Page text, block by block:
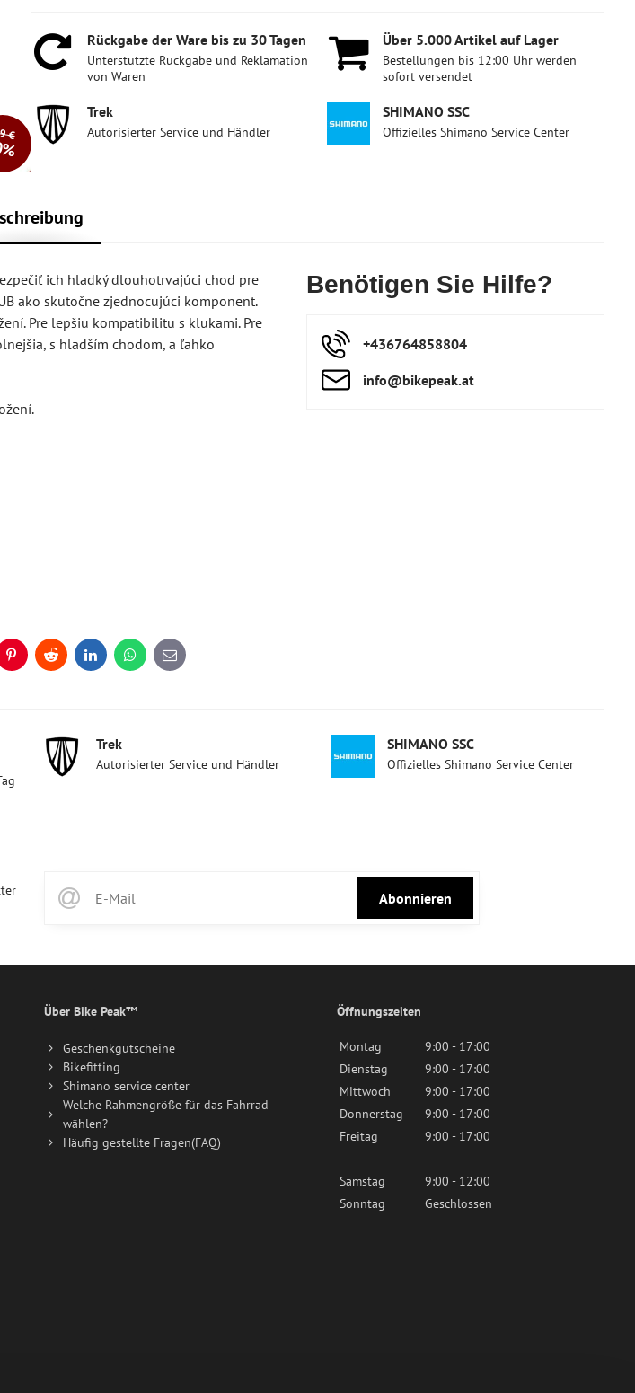
€
Rückgabe der Ware bis zu 30 Tagen
Unterstützte Rückgabe und Reklamation
von Waren
Über 5​.000 Artikel auf Lager
Bestellungen bis 12:00 Uhr werden
sofort versendet
Trek
Autorisierter Service und Händler
SHIMANO SSC
Offizielles Shimano Service Center
ich hladký dlouhotrvajúci chod pre
ako skutočne zjednocujúci komponent.
Pre lepšiu kompatibilitu s klukami. Pre
s hladším chodom, a ľahko
Benötigen Sie Hilfe?
+436764858804
info​@bikepeak​.at
PinterestRedditLinkedInWhatsApp
E-
mail
Trek
Autorisierter Service und Händler
SHIMANO SSC
Offizielles Shimano Service Center
Abonnieren
Über Bike Peak™
Geschenkgutscheine
Bikefitting
Shimano service center
Welche Rahmengröße für das Fahrrad
wählen?
Häufig gestellte Fragen(FAQ)
Öffnungszeiten
Montag
9:00 - 17:00
Dienstag
9:00 - 17:00
Mittwoch
9:00 - 17:00
Donnerstag
9:00 - 17:00
Freitag
9:00 - 17:00
Samstag
9:00 - 12:00
Sonntag
Geschlossen